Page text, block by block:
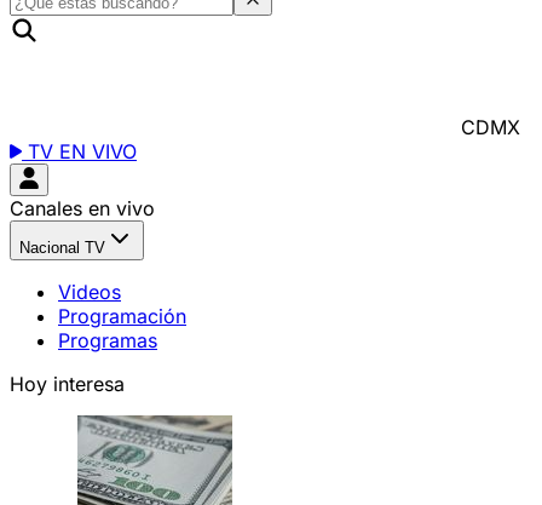
CDMX
TV EN VIVO
Canales en vivo
Nacional TV
Videos
Programación
Programas
Hoy interesa